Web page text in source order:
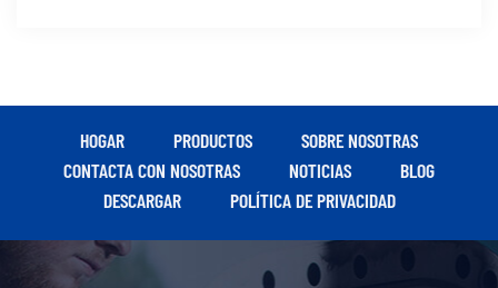
HOGAR PRODUCTOS
SOBRE NOSOTRAS
CONTACTA CON NOSOTRAS
NOTICIAS
BLOG
DESCARGAR
POLÍTICA DE PRIVACIDAD